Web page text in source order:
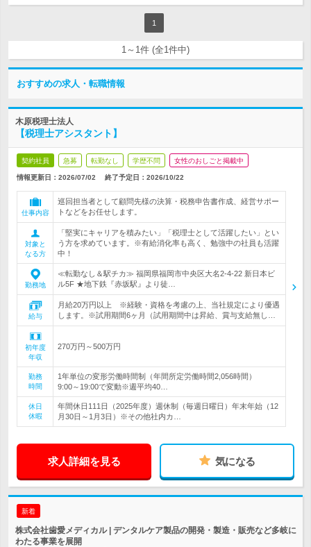
1
1～1件 (全1件中)
おすすめの求人・転職情報
木原税理士法人
【税理士アシスタント】
契約社員 急募 転勤なし 学歴不問 女性のおしごと掲載中
情報更新日：2026/07/02 終了予定日： 2026/10/22
仕事内容
巡回担当者として顧問先様の決算・税務申告書作成、経営サポー
トなどをお任せします。
対象と
なる方
「堅実にキャリアを積みたい」「税理士として活躍したい」とい
う方を求めています。※有給消化率も高く、勉強中の社員も活躍
中！
勤務地
≪転勤なし＆駅チカ≫ 福岡県福岡市中央区大名2-4-22 新日本ビ
ル5F ★地下鉄『赤坂駅』より徒…
給与
月給20万円以上 ※経験・資格を考慮の上、当社規定により優遇
します。※試用期間6ヶ月（試用期間中は昇給、賞与支給無し…
初年度
年収
270万円～500万円
勤務
時間
1年単位の変形労働時間制（年間所定労働時間2,056時間）
9:00～19:00で変動※週平均40…
休日
休暇
年間休日111日（2025年度）週休制（毎週日曜日）年末年始（12
月30日～1月3日）※その他社内カ…
求人詳細を見る 気になる
新着
株式会社歯愛メディカル | デンタルケア製品の開発・製造・販売など多岐に
わたる事業を展開